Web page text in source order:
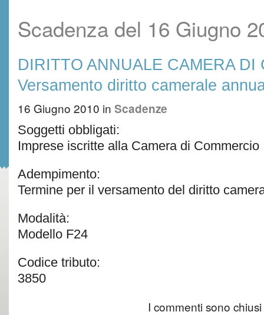
Scadenza del 16 Giugno
DIRITTO ANNUALE CAMERA DI
Versamento diritto camerale
16 Giugno 2010 in Scadenze
Soggetti obbligati:
Imprese iscritte alla Camera di Commercio
Adempimento:
Termine per il versamento del diritto
Modalità:
Modello F24
Codice tributo:
3850
I commenti sono chiusi